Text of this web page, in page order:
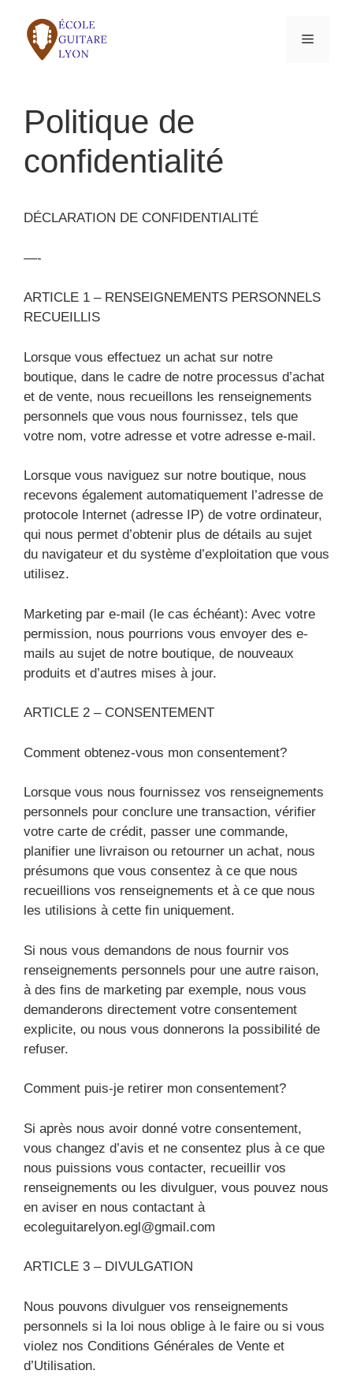
contenu
Menu
Politique de
confidentialité
DÉCLARATION DE CONFIDENTIALITÉ
—-
ARTICLE 1 – RENSEIGNEMENTS PERSONNELS
RECUEILLIS
Lorsque vous effectuez un achat sur notre
boutique, dans le cadre de notre processus d’achat
et de vente, nous recueillons les renseignements
personnels que vous nous fournissez, tels que
votre nom, votre adresse et votre adresse e-mail.
Lorsque vous naviguez sur notre boutique, nous
recevons également automatiquement l’adresse de
protocole Internet (adresse IP) de votre ordinateur,
qui nous permet d’obtenir plus de détails au sujet
du navigateur et du système d’exploitation que vous
utilisez.
Marketing par e-mail (le cas échéant): Avec votre
permission, nous pourrions vous envoyer des e-
mails au sujet de notre boutique, de nouveaux
produits et d’autres mises à jour.
ARTICLE 2 – CONSENTEMENT
Comment obtenez-vous mon consentement?
Lorsque vous nous fournissez vos renseignements
personnels pour conclure une transaction, vérifier
votre carte de crédit, passer une commande,
planifier une livraison ou retourner un achat, nous
présumons que vous consentez à ce que nous
recueillions vos renseignements et à ce que nous
les utilisions à cette fin uniquement.
Si nous vous demandons de nous fournir vos
renseignements personnels pour une autre raison,
à des fins de marketing par exemple, nous vous
demanderons directement votre consentement
explicite, ou nous vous donnerons la possibilité de
refuser.
Comment puis-je retirer mon consentement?
Si après nous avoir donné votre consentement,
vous changez d’avis et ne consentez plus à ce que
nous puissions vous contacter, recueillir vos
renseignements ou les divulguer, vous pouvez nous
en aviser en nous contactant à
ecoleguitarelyon.egl@gmail.com
ARTICLE 3 – DIVULGATION
Nous pouvons divulguer vos renseignements
personnels si la loi nous oblige à le faire ou si vous
violez nos Conditions Générales de Vente et
d’Utilisation.